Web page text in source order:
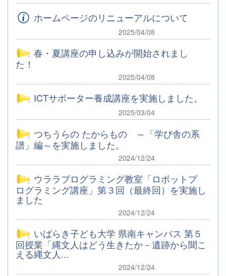
ホームページのリニューアルについて
2025/04/08
春・夏講座の申し込みが開始されまし
た！
2025/04/08
ICTサポーター養成講座を実施しました。
2025/03/04
つちうらの たからもの ～「学び舎の系
譜」編～を実施しました。
2024/12/24
ウララプログラミング教室「ロボットプ
ログラミング講座」第３回（最終回）を実施し
ました
2024/12/24
いばらき子ども大学 県南キャンパス 第５
回授業「縄文人はどう生きたか－遺跡から聞こ
える縄文人...
2024/12/24